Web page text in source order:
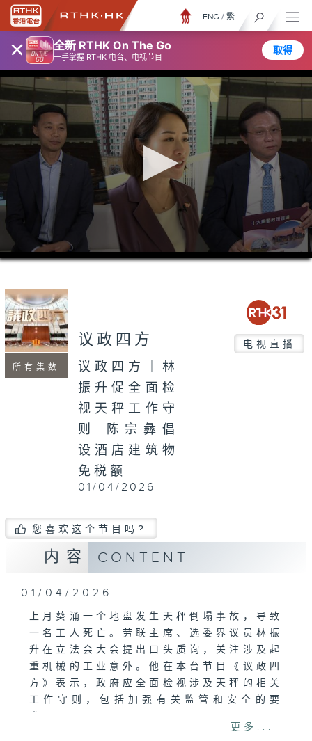
× 全新 RTHK On The Go
一手掌握 RTHK 电台、电视节目
取得
ENG / 繁
0
seconds
minutes,
4
seconds
所有集数
议政四方 电视直播
议政四方｜林
振升促全面检
视天秤工作守
则 陈宗彝倡
设酒店建筑物
免税额
01/04/2026
您喜欢这个节目吗?
内容 CONTENT
01/04/2026
上月葵涌一个地盘发生天秤倒塌事故，导致
一名工人死亡。劳联主席、选委界议员林振
升在立法会大会提出口头质询，关注涉及起
重机械的工业意外。他在本台节目《议政四
方》表示，政府应全面检视涉及天秤的相关
工作守则，包括加强有关监管和安全的要
更多...